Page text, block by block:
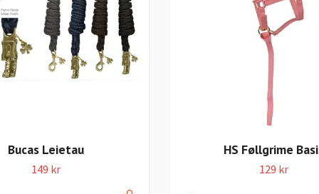
Bucas Leietau
149 kr
HS Føllgrime
129 kr